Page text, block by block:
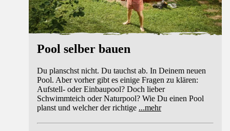
Pool selber bauen
Du planschst nicht. Du tauchst ab. In Deinem neuen
Pool. Aber vorher gibt es einige Fragen zu klären:
Aufstell- oder Einbaupool? Doch lieber
Schwimmteich oder Naturpool? Wie Du einen Pool
planst und welcher der richtige ...mehr